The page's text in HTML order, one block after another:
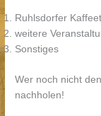
Ruhlsdorfer
weitere
Sonstiges
Wer noch nicht
nachholen!